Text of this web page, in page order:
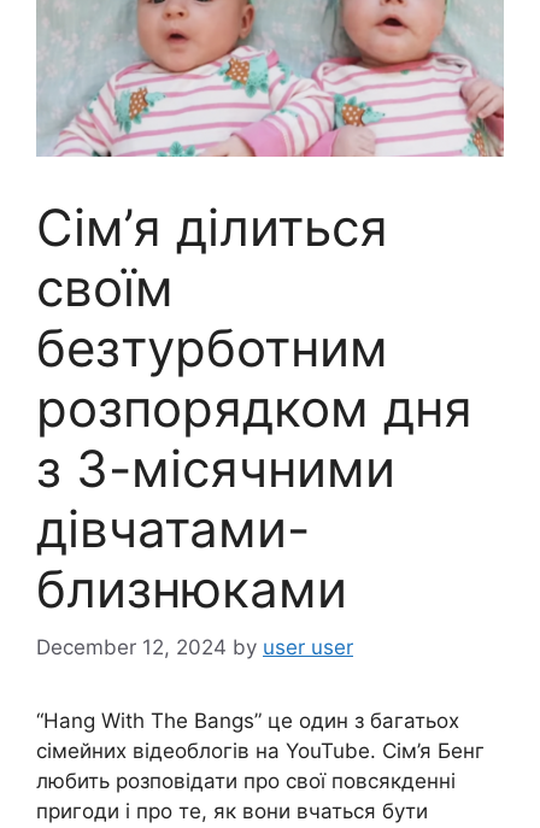
Сім’я ділиться
своїм
безтурботним
розпорядком дня
з 3-місячними
дівчатами-
близнюками
December 12, 2024 by user user
“Hang With The Bangs” це один з багатьох
сімейних відеоблогів на YouTube. Сім’я Бенг
любить розповідати про свої повсякденні
пригоди і про те, як вони вчаться бути